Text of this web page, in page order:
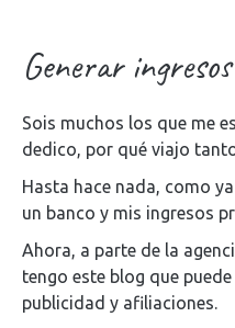
Generar
Sois muchos los que me
dedico, por qué viajo
Hasta hace nada, como
un banco y mis ingresos
Ahora, a parte de la
tengo este blog que
publicidad y afiliaciones.